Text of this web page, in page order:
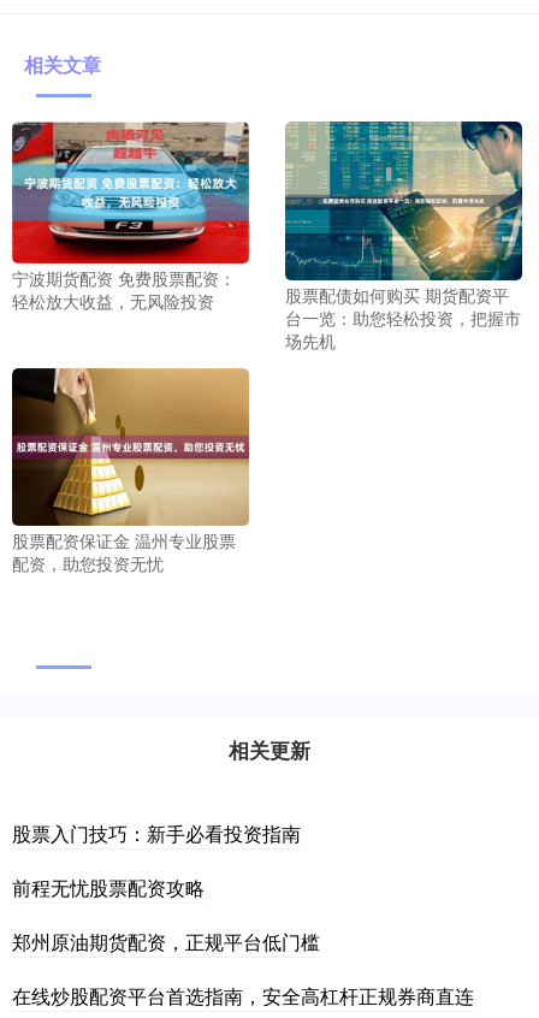
相关文章
宁波期货配资 免费股票配资：
轻松放大收益，无风险投资
股票配债如何购买 期货配资平
台一览：助您轻松投资，把握市
场先机
股票配资保证金 温州专业股票
配资，助您投资无忧
相关更新
股票入门技巧：新手必看投资指南
前程无忧股票配资攻略
郑州原油期货配资，正规平台低门槛
在线炒股配资平台首选指南，安全高杠杆正规券商直连